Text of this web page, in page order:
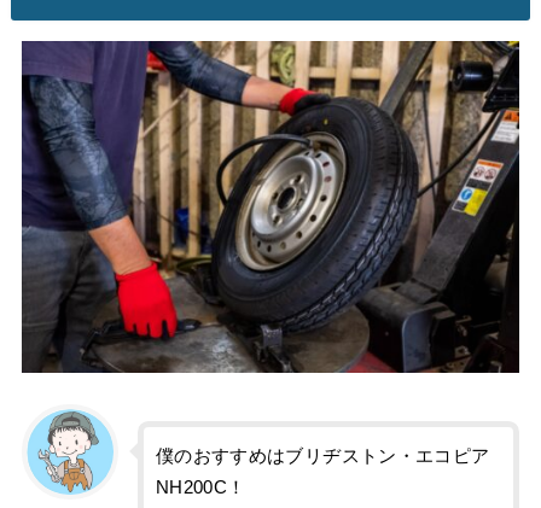
僕のおすすめはブリヂストン・エコピア
NH200C！